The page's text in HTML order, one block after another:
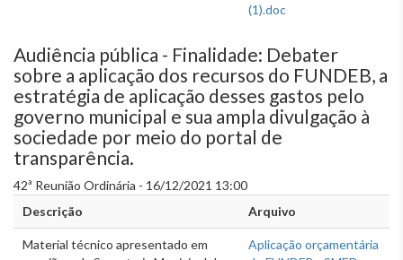
(1).doc
Audiência pública - Finalidade: Debater
sobre a aplicação dos recursos do FUNDEB, a
estratégia de aplicação desses gastos pelo
governo municipal e sua ampla divulgação à
sociedade por meio do portal de
transparência.
42ª Reunião Ordinária - 16/12/2021 13:00
Descrição
Arquivo
Material técnico apresentado em
Aplicação orçamentária